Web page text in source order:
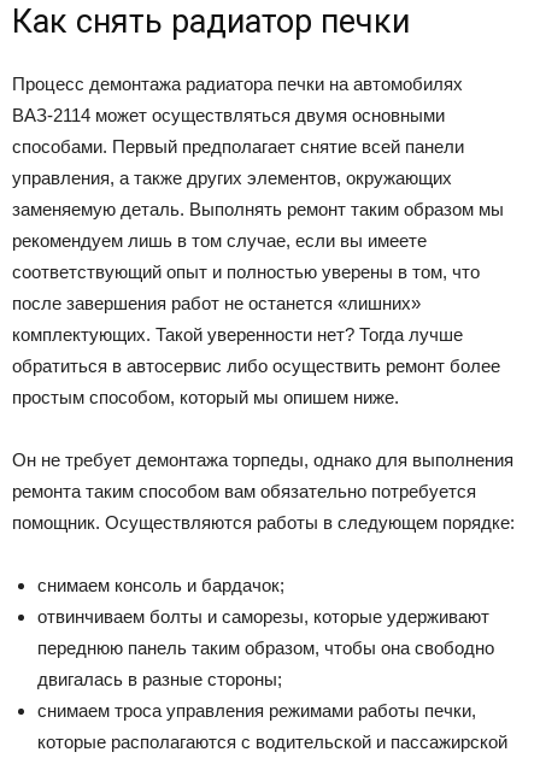
Как снять радиатор печки
Процесс демонтажа радиатора печки на автомобилях
ВАЗ-2114 может осуществляться двумя основными
способами. Первый предполагает снятие всей панели
управления, а также других элементов, окружающих
заменяемую деталь. Выполнять ремонт таким образом мы
рекомендуем лишь в том случае, если вы имеете
соответствующий опыт и полностью уверены в том, что
после завершения работ не останется «лишних»
комплектующих. Такой уверенности нет? Тогда лучше
обратиться в автосервис либо осуществить ремонт более
простым способом, который мы опишем ниже.
Он не требует демонтажа торпеды, однако для выполнения
ремонта таким способом вам обязательно потребуется
помощник. Осуществляются работы в следующем порядке:
снимаем консоль и бардачок;
отвинчиваем болты и саморезы, которые удерживают
переднюю панель таким образом, чтобы она свободно
двигалась в разные стороны;
снимаем троса управления режимами работы печки,
которые располагаются с водительской и пассажирской